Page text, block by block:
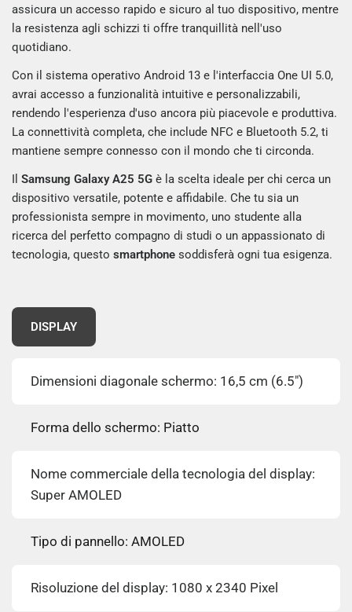
assicura un accesso rapido e sicuro al tuo dispositivo, mentre
la resistenza agli schizzi ti offre tranquillità nell'uso
quotidiano.
Con il sistema operativo Android 13 e l'interfaccia One UI 5.0,
avrai accesso a funzionalità intuitive e personalizzabili,
rendendo l'esperienza d'uso ancora più piacevole e produttiva.
La connettività completa, che include NFC e Bluetooth 5.2, ti
mantiene sempre connesso con il mondo che ti circonda.
IlSamsung Galaxy A25 5G è la scelta ideale per chi cerca un
dispositivo versatile, potente e affidabile. Che tu sia un
professionista sempre in movimento, uno studente alla
ricerca del perfetto compagno di studi o un appassionato di
tecnologia, questosmartphone soddisferà ogni tua esigenza.
DISPLAY
Dimensioni diagonale schermo: 16,5 cm (6.5")
Forma dello schermo: Piatto
Nome commerciale della tecnologia del display:
Super AMOLED
Tipo di pannello: AMOLED
Risoluzione del display: 1080 x 2340 Pixel